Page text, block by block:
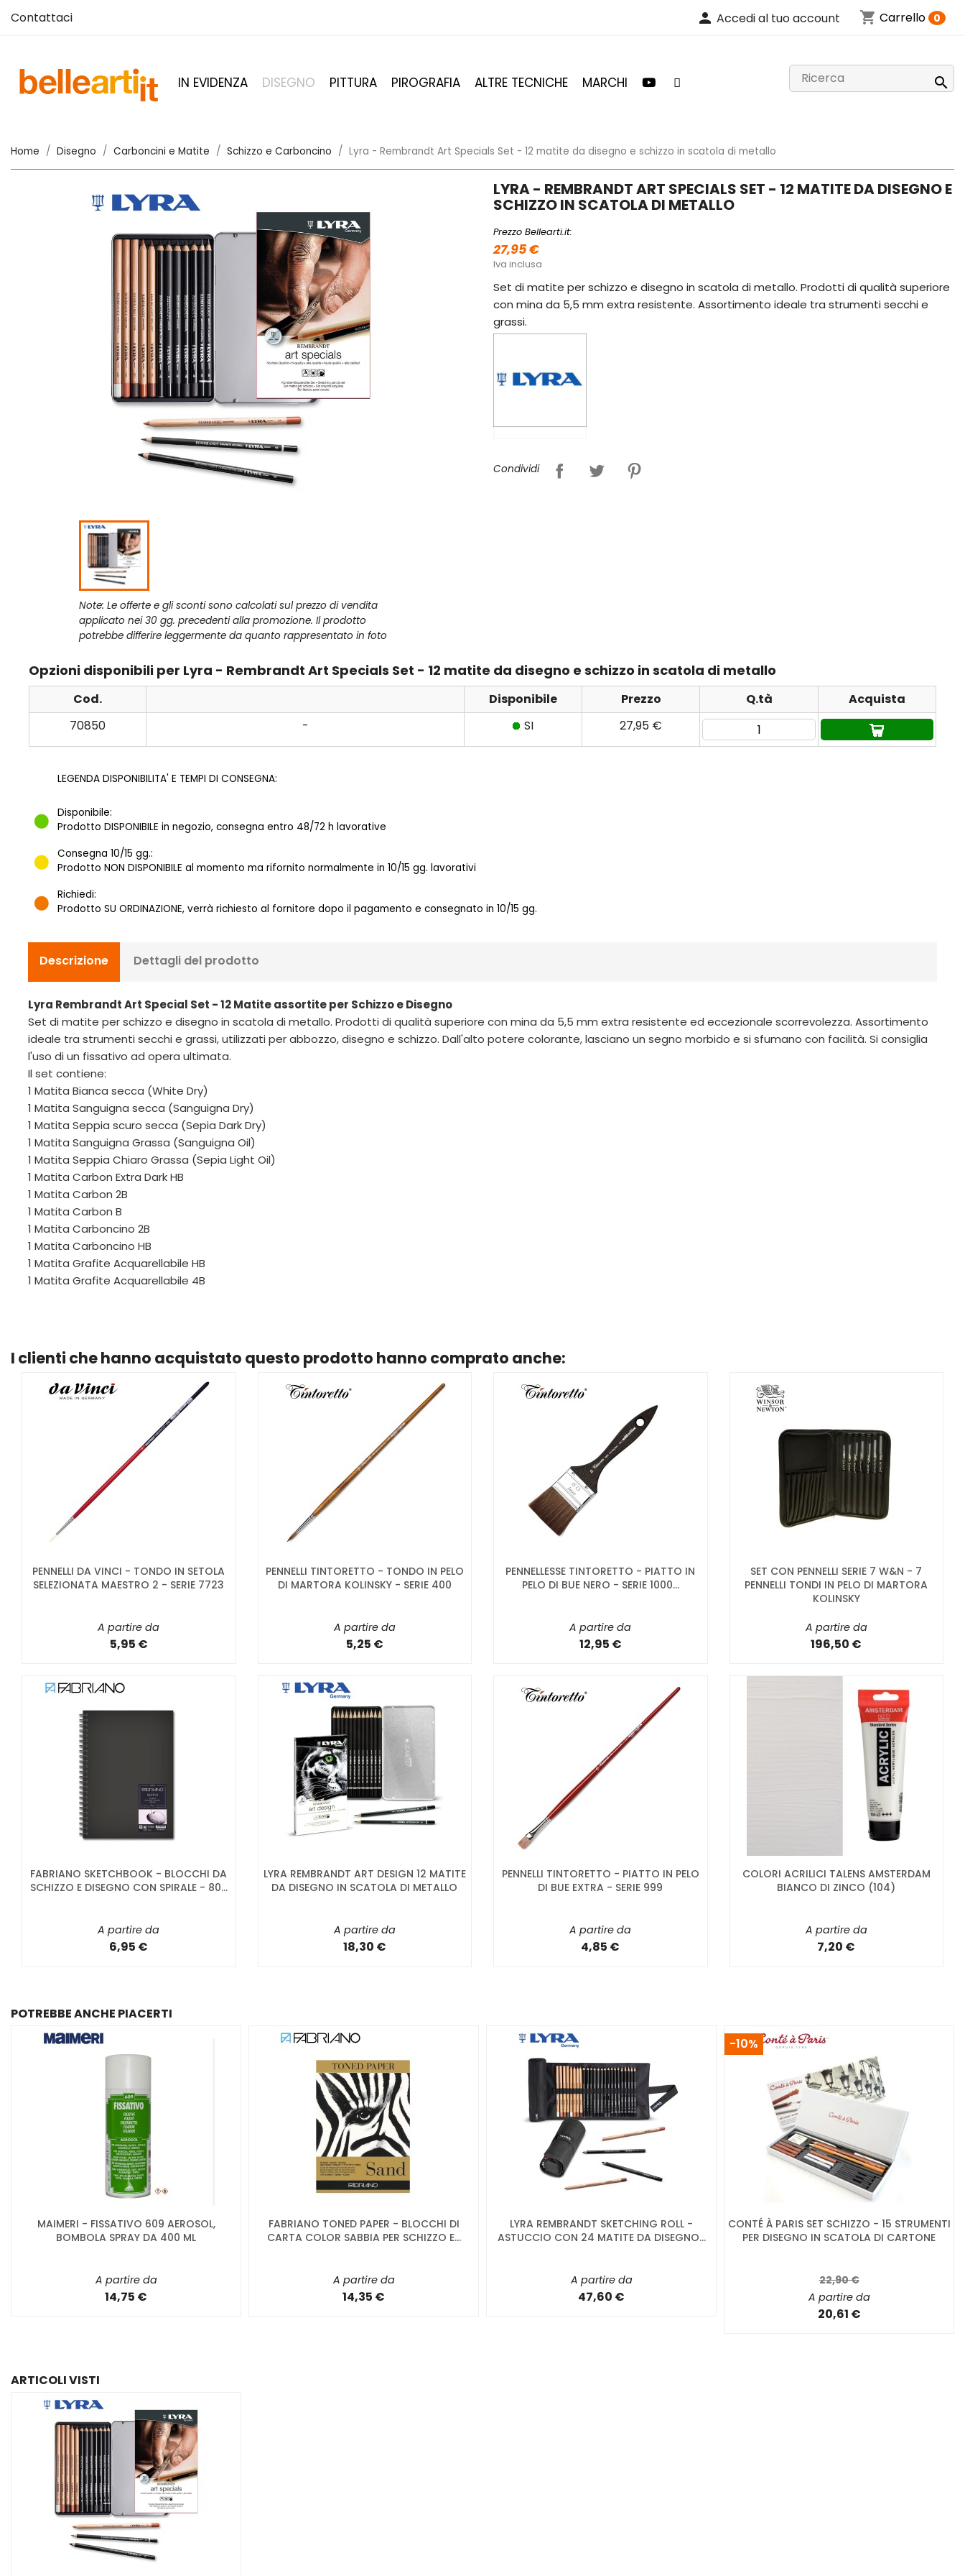
Contattaci person Accedi al tuo account shopping_cart Carrello 0
IN EVIDENZA DISEGNO PITTURA PIROGRAFIA ALTRE TECNICHE MARCHI 
Home Disegno Carboncini e Matite Schizzo e Carboncino Lyra - Rembrandt Art Specials Set - 12 matite da disegno e schizzo in scatola di metallo
Note: Le offerte e gli sconti sono calcolati sul prezzo di vendita
applicato nei 30 gg. precedenti alla promozione. Il prodotto
potrebbe differire leggermente da quanto rappresentato in foto
LYRA - REMBRANDT ART SPECIALS SET - 12 MATITE DA DISEGNO E
SCHIZZO IN SCATOLA DI METALLO
Prezzo Bellearti.it:
27,95 €
Iva inclusa
Set di matite per schizzo e disegno in scatola di metallo. Prodotti di qualità superiore
con mina da 5,5 mm extra resistente. Assortimento ideale tra strumenti secchi e
grassi.
Condividi
Opzioni disponibili per Lyra - Rembrandt Art Specials Set - 12 matite da disegno e schizzo in scatola di metallo
Cod. Disponibile Prezzo Q.tà
Acquista
70850
- SI 27,95 €
LEGENDA DISPONIBILITA' E TEMPI DI CONSEGNA:
Disponibile:
Prodotto DISPONIBILE in negozio, consegna entro 48/72 h lavorative
Consegna 10/15 gg.:
Prodotto NON DISPONIBILE al momento ma rifornito normalmente in 10/15 gg. lavorativi
Richiedi:
Prodotto SU ORDINAZIONE, verrà richiesto al fornitore dopo il pagamento e consegnato in 10/15 gg.
Descrizione Dettagli del prodotto
Lyra Rembrandt Art Special Set - 12 Matite assortite per Schizzo e Disegno
Set di matite per schizzo e disegno in scatola di metallo. Prodotti di qualità superiore con mina da 5,5 mm extra resistente ed eccezionale scorrevolezza. Assortimento
ideale tra strumenti secchi e grassi, utilizzati per abbozzo, disegno e schizzo. Dall'alto potere colorante, lasciano un segno morbido e si sfumano con facilità. Si consiglia
l'uso di un fissativo ad opera ultimata.
Il set contiene:
1 Matita Bianca secca (White Dry)
1 Matita Sanguigna secca (Sanguigna Dry)
1 Matita Seppia scuro secca (Sepia Dark Dry)
1 Matita Sanguigna Grassa (Sanguigna Oil)
1 Matita Seppia Chiaro Grassa (Sepia Light Oil)
1 Matita Carbon Extra Dark HB
1 Matita Carbon 2B
1 Matita Carbon B
1 Matita Carboncino 2B
1 Matita Carboncino HB
1 Matita Grafite Acquarellabile HB
1 Matita Grafite Acquarellabile 4B
I clienti che hanno acquistato questo prodotto hanno comprato anche:
PENNELLI DA VINCI - TONDO IN SETOLA
SELEZIONATA MAESTRO 2 - SERIE 7723
A partire da
5,95 €
PENNELLI TINTORETTO - TONDO IN PELO
DI MARTORA KOLINSKY - SERIE 400
A partire da
5,25 €
PENNELLESSE TINTORETTO - PIATTO IN
PELO DI BUE NERO - SERIE 1000...
A partire da
12,95 €
SET CON PENNELLI SERIE 7 W&N - 7
PENNELLI TONDI IN PELO DI MARTORA
KOLINSKY
A partire da
196,50 €
FABRIANO SKETCHBOOK - BLOCCHI DA
SCHIZZO E DISEGNO CON SPIRALE - 80...
A partire da
6,95 €
LYRA REMBRANDT ART DESIGN 12 MATITE
DA DISEGNO IN SCATOLA DI METALLO
A partire da
18,30 €
PENNELLI TINTORETTO - PIATTO IN PELO
DI BUE EXTRA - SERIE 999
A partire da
4,85 €
COLORI ACRILICI TALENS AMSTERDAM
BIANCO DI ZINCO (104)
A partire da
7,20 €
POTREBBE ANCHE PIACERTI
MAIMERI - FISSATIVO 609 AEROSOL,
BOMBOLA SPRAY DA 400 ML
A partire da
14,75 €
FABRIANO TONED PAPER - BLOCCHI DI
CARTA COLOR SABBIA PER SCHIZZO E...
A partire da
14,35 €
LYRA REMBRANDT SKETCHING ROLL -
ASTUCCIO CON 24 MATITE DA DISEGNO...
A partire da
47,60 €
CONTÉ À PARIS SET SCHIZZO - 15 STRUMENTI
PER DISEGNO IN SCATOLA DI CARTONE
22,90 €
A partire da
20,61 €
-10%
ARTICOLI VISTI